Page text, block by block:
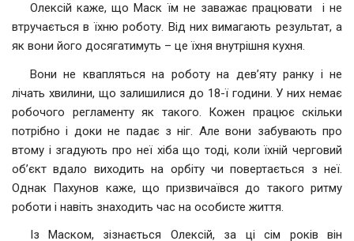
Олексій каже, що Маск їм не заважає працювати і не
втручається в їхню роботу. Від них вимагають результат, а
як вони його досягатимуть – це їхня внутрішня кухня.
Вони не квапляться на роботу на дев’яту ранку і не
лічать хвилини, що залишилися до 18-ї години. У них немає
робочого регламенту як такого. Кожен працює скільки
потрібно і доки не падає з ніг. Але вони забувають про
втому і згадують про неї хіба що тоді, коли їхній черговий
об’єкт вдало виходить на орбіту чи повертається з неї.
Однак Пахунов каже, що призвичаївся до такого ритму
роботи і навіть знаходить час на особисте життя.
Із Маском, зізнається Олексій, за ці сім років він